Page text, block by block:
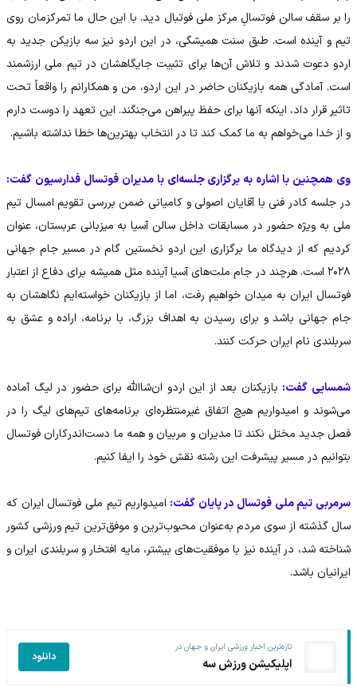
را بر سقف سالن فوتسالِ مرکز ملی فوتبال دید. با این حال ما تمرکزمان روی
تیم و آینده است. طبق سنت همیشگی، در این اردو نیز سه بازیکن جدید به
اردو دعوت شدند و تلاش آن‌ها برای تثبیت جایگاهشان در تیم ملی ارزشمند
است. آمادگی همه بازیکنان حاضر در این اردو، ‌من و همکارانم را واقعاً تحت
تاثیر قرار داد، اینکه آنها برای حفظ پیراهن می‌جنگند‌. این تعهد را دوست دارم
و از خدا می‌خواهم‌ به ما‌ کمک کند تا در انتخاب بهترین‌ها خطا نداشته باشیم.
وی همچنین با اشاره به برگزاری جلسه‌ای با مدیران فوتسال فدارسیون گفت:
در جلسه کادر فنی با آقایان اصولی و کامیانی ضمن بررسی تقویم امسال تیم
ملی به ویژه حضور در مسابقات داخل سالن آسیا به میزبانی عربستان، عنوان
کردیم که از دیدگاه ما برگزاری این اردو نخستین گام در مسیر جام جهانی
۲۰۲۸ است. هرچند در جام ملت‌های آسیا آینده مثل همیشه برای دفاع از اعتبار
فوتسال ایران به میدان خواهیم رفت، اما از بازیکنان خواسته‌ایم نگاهشان به
جام جهانی باشد و برای رسیدن به اهداف بزرگ، با برنامه، اراده و عشق به
سربلندی نام ایران حرکت کنند.
شمسایی گفت: بازیکنان بعد از این اردو ان‌شاالله برای حضور در لیگ آماده
می‌شوند و امیدواریم هیچ اتفاق غیرمنتظره‌ای برنامه‌های تیم‌های لیگ را در
فصل جدید مختل نکند تا مدیران و مربیان و همه ما دست‌اندرکاران فوتسال
بتوانیم در مسیر پیشرفت این رشته نقش خود را ایفا کنیم.
سرمربی تیم ملی فوتسال در پایان گفت: امیدواریم تیم ملی فوتسال ایران که
سال گذشته از سوی مردم به‌عنوان محبوب‌ترین و موفق‌ترین تیم ورزشی کشور
شناخته شد، در آینده نیز با موفقیت‌های بیشتر، مایه افتخار و سربلندی ایران و
ایرانیان باشد.
تازه‌ترین اخبار ورزشی ایران و جهان در
اپلیکیشن ورزش سه دانلود